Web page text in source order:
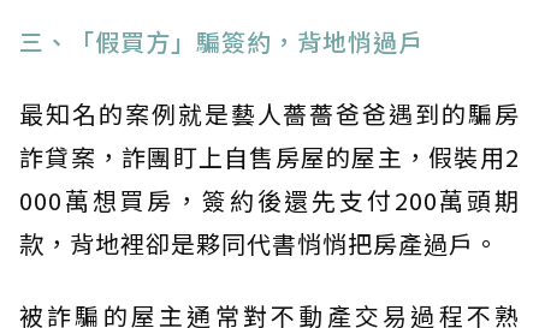
三、「假買方」騙簽約，背地悄過戶
最知名的案例就是藝人薔薔爸爸遇到的騙房
詐貸案，詐團盯上自售房屋的屋主，假裝用2
000萬想買房，簽約後還先支付200萬頭期
款，背地裡卻是夥同代書悄悄把房產過戶。
被詐騙的屋主通常對不動產交易過程不熟